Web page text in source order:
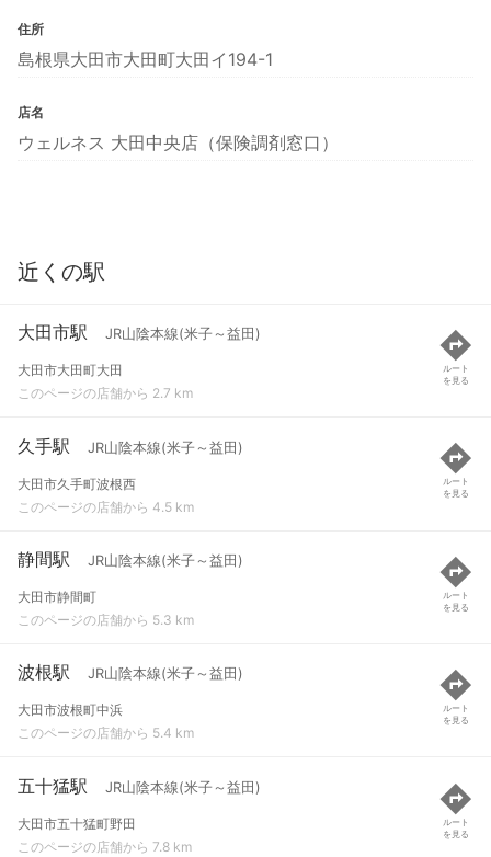
住所
島根県大田市大田町大田イ194-1
店名
ウェルネス 大田中央店（保険調剤窓口）
近くの駅
大田市駅 JR山陰本線(米子～益田)
大田市大田町大田
このページの店舗から 2.7 km
ルート
を見る
久手駅 JR山陰本線(米子～益田)
大田市久手町波根西
このページの店舗から 4.5 km
ルート
を見る
静間駅 JR山陰本線(米子～益田)
大田市静間町
このページの店舗から 5.3 km
ルート
を見る
波根駅 JR山陰本線(米子～益田)
大田市波根町中浜
このページの店舗から 5.4 km
ルート
を見る
五十猛駅 JR山陰本線(米子～益田)
大田市五十猛町野田
このページの店舗から 7.8 km
ルート
を見る